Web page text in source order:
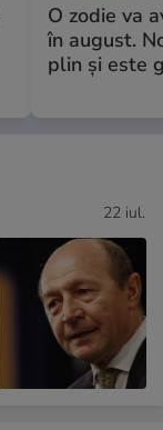
O zodie va
în august.
plin și este
22 iul.